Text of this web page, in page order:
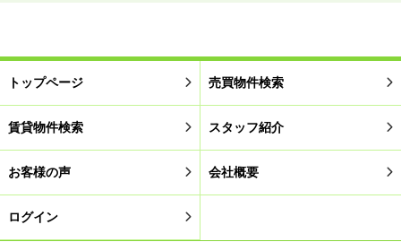
トップページ 売買物件検索
賃貸物件検索 スタッフ紹介
お客様の声 会社概要
ログイン